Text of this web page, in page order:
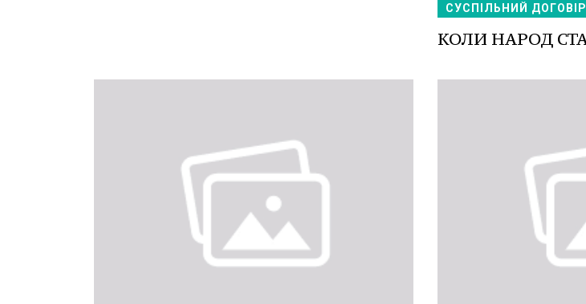
СУСПІЛЬНИЙ ДОГОВІР
КОЛИ НАРОД